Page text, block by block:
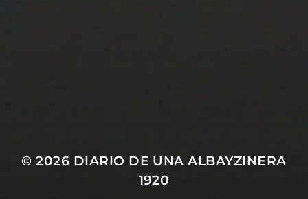
© 2026 DIARIO DE UNA ALBAYZINERA
1920